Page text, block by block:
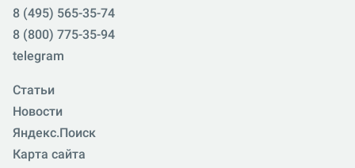
8 (495) 565-35-74
8 (800) 775-35-94
telegram
Статьи
Новости
Яндекс.Поиск
Карта сайта